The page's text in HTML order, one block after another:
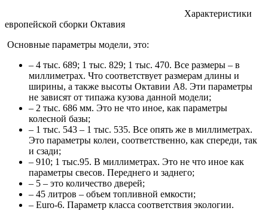
Характеристики
европейской сборки Октавия
Основные параметры модели, это:
– 4 тыс. 689; 1 тыс. 829; 1 тыс. 470. Все размеры – в
миллиметрах. Что соответствует размерам длины и
ширины, а также высоты Октавии А8. Эти параметры
не зависят от типажа кузова данной модели;
– 2 тыс. 686 мм. Это не что иное, как параметры
колесной базы;
– 1 тыс. 543 – 1 тыс. 535. Все опять же в миллиметрах.
Это параметры колеи, соответственно, как спереди, так
и сзади;
– 910; 1 тыс.95. В миллиметрах. Это не что иное как
параметры свесов. Переднего и заднего;
– 5 – это количество дверей;
– 45 литров – объем топливной емкости;
– Euro-6. Параметр класса соответствия экологии.